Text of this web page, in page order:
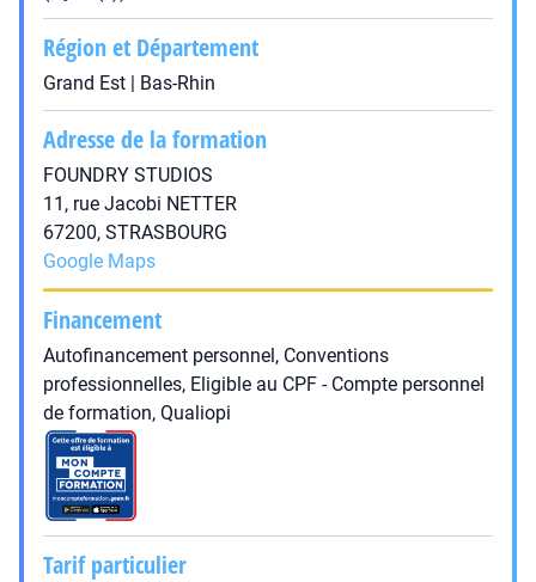
Région et Département
Grand Est | Bas-Rhin
Adresse de la formation
FOUNDRY STUDIOS
11, rue Jacobi NETTER
67200, STRASBOURG
Google Maps
Financement
Autofinancement personnel, Conventions
professionnelles, Eligible au CPF - Compte personnel
de formation, Qualiopi
Tarif particulier